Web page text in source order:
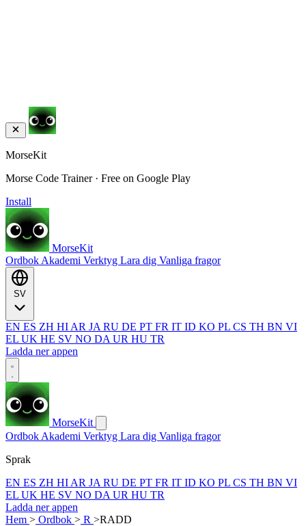
MorseKit
Morse Code Trainer · Free on Google Play
Install
MorseKit
Ordbok Akademi Verktyg Lara dig Vanliga fragor
EN ES ZH HI AR JA RU DE PT FR IT ID KO PL CS TH BN VI
EL UK HE SV NO DA UR HU TR
Ladda ner appen
MorseKit
Ordbok Akademi Verktyg Lara dig Vanliga fragor
Sprak
EN ES ZH HI AR JA RU DE PT FR IT ID KO PL CS TH BN VI
EL UK HE SV NO DA UR HU TR
Ladda ner appen
Hem > Ordbok > R >RADD